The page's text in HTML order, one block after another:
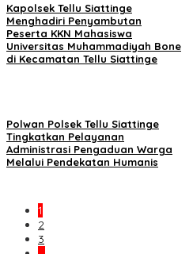
Kapolsek Tellu Siattinge
Menghadiri Penyambutan
Peserta KKN Mahasiswa
Universitas Muhammadiyah Bone
di Kecamatan Tellu Siattinge
Polwan Polsek Tellu Siattinge
Tingkatkan Pelayanan
Administrasi Pengaduan Warga
Melalui Pendekatan Humanis
1
2
3